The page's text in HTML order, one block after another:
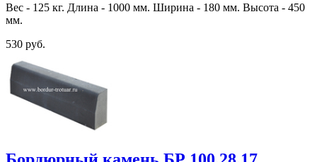
Вес - 125 кг. Длина - 1000 мм. Ширина - 180 мм. Высота - 450
мм.
530 руб.